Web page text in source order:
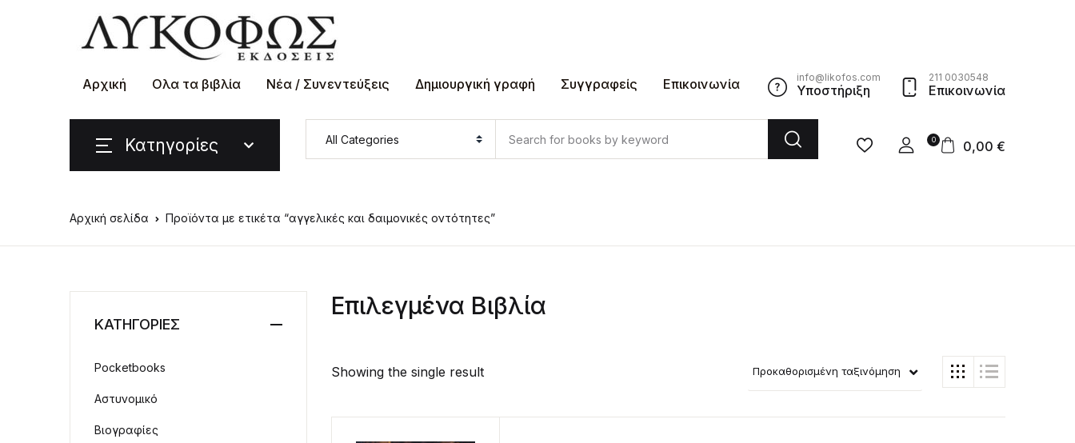
Αρχική Ολα τα βιβλία Νέα / Συνεντεύξεις Δημιουργική γραφή Συγγραφείς Επικοινωνία info@likofos.com
Υποστήριξη
211 0030548
Επικοινωνία
Κατηγορίες 0 0,00 €
Αρχική σελίδα Προϊόντα με ετικέτα “αγγελικές και δαιμονικές οντότητες”
Επιλεγμένα Βιβλία
Showing the single result Προκαθορισμένη ταξινόμηση
ΚΑΤΗΓΟΡΙΕΣ
Pocketbooks
Αστυνομικό
Βιογραφίες